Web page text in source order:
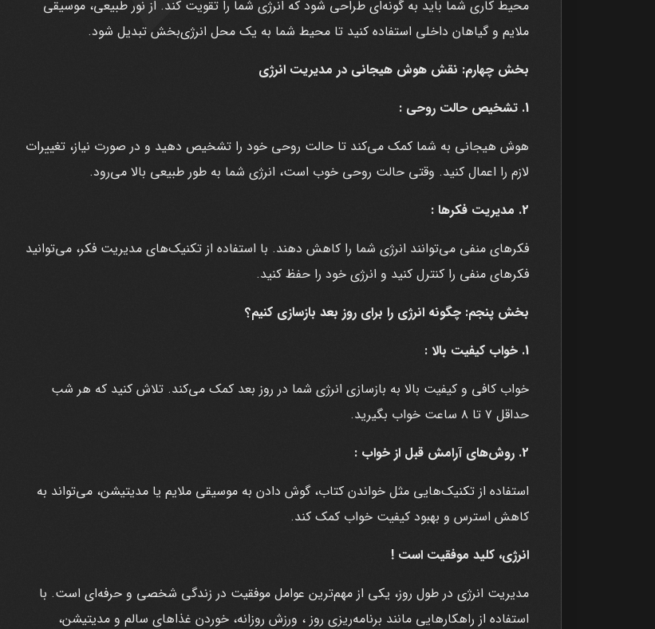
محیط کاری شما باید به گونه‌ای طراحی شود که انرژی شما را تقویت کند. از نور طبیعی، موسیقی
ملایم و گیاهان داخلی استفاده کنید تا محیط شما به یک محل انرژی‌بخش تبدیل شود.
بخش چهارم: نقش هوش هیجانی در مدیریت انرژی
1. تشخیص حالت روحی :
هوش هیجانی به شما کمک می‌کند تا حالت روحی خود را تشخیص دهید و در صورت نیاز، تغییرات
لازم را اعمال کنید. وقتی حالت روحی خوب است، انرژی شما به طور طبیعی بالا می‌رود.
2. مدیریت فکرها :
فکرهای منفی می‌توانند انرژی شما را کاهش دهند. با استفاده از تکنیک‌های مدیریت فکر، می‌توانید
فکرهای منفی را کنترل کنید و انرژی خود را حفظ کنید.
بخش پنجم: چگونه انرژی را برای روز بعد بازسازی کنیم؟
1. خواب کیفیت بالا :
خواب کافی و کیفیت بالا به بازسازی انرژی شما در روز بعد کمک می‌کند. تلاش کنید که هر شب
حداقل ۷ تا ۸ ساعت خواب بگیرید.
2. روش‌های آرامش قبل از خواب :
استفاده از تکنیک‌هایی مثل خواندن کتاب، گوش دادن به موسیقی ملایم یا مدیتیشن، می‌تواند به
کاهش استرس و بهبود کیفیت خواب کمک کند.
انرژی، کلید موفقیت است !
مدیریت انرژی در طول روز، یکی از مهم‌ترین عوامل موفقیت در زندگی شخصی و حرفه‌ای است. با
استفاده از راهکارهایی مانند برنامه‌ریزی روز ، ورزش روزانه، خوردن غذاهای سالم و مدیتیشن،